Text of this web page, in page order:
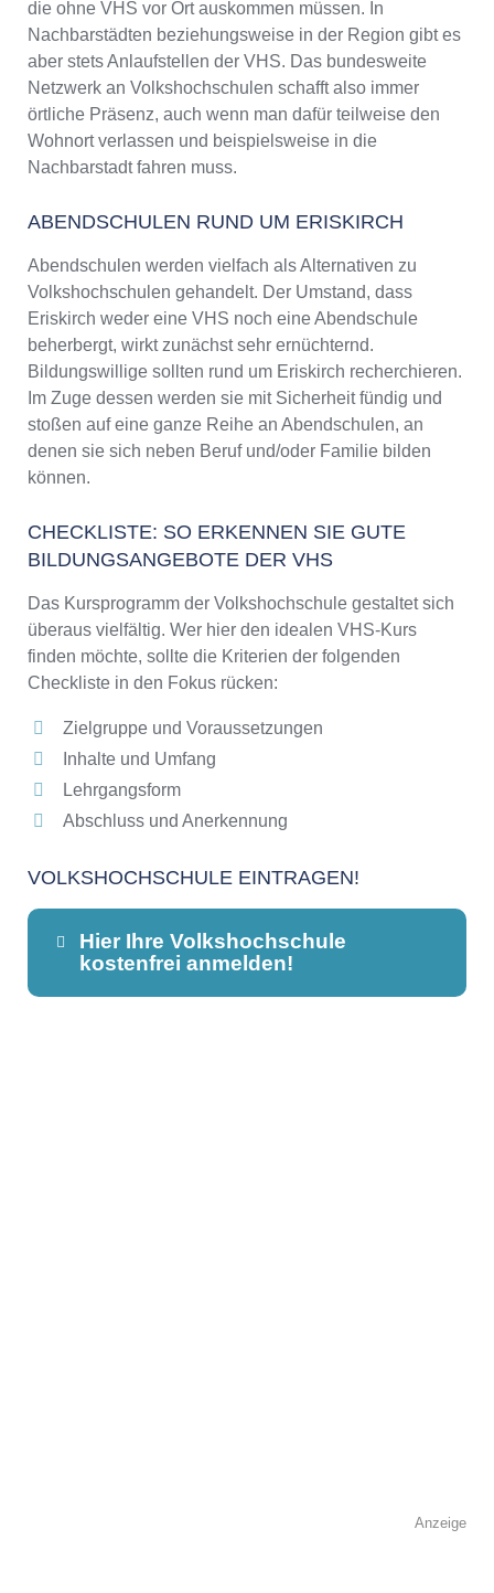
die ohne VHS vor Ort auskommen müssen. In
Nachbarstädten beziehungsweise in der Region gibt es
aber stets Anlaufstellen der VHS. Das bundesweite
Netzwerk an Volkshochschulen schafft also immer
örtliche Präsenz, auch wenn man dafür teilweise den
Wohnort verlassen und beispielsweise in die
Nachbarstadt fahren muss.
ABENDSCHULEN RUND UM ERISKIRCH
Abendschulen werden vielfach als Alternativen zu
Volkshochschulen gehandelt. Der Umstand, dass
Eriskirch weder eine VHS noch eine Abendschule
beherbergt, wirkt zunächst sehr ernüchternd.
Bildungswillige sollten rund um Eriskirch recherchieren.
Im Zuge dessen werden sie mit Sicherheit fündig und
stoßen auf eine ganze Reihe an Abendschulen, an
denen sie sich neben Beruf und/oder Familie bilden
können.
CHECKLISTE: SO ERKENNEN SIE GUTE
BILDUNGSANGEBOTE DER VHS
Das Kursprogramm der Volkshochschule gestaltet sich
überaus vielfältig. Wer hier den idealen VHS-Kurs
finden möchte, sollte die Kriterien der folgenden
Checkliste in den Fokus rücken:
Zielgruppe und Voraussetzungen
Inhalte und Umfang
Lehrgangsform
Abschluss und Anerkennung
VOLKSHOCHSCHULE EINTRAGEN!
Hier Ihre Volkshochschule
kostenfrei anmelden!
Anzeige